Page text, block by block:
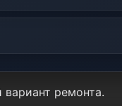
ремонта.